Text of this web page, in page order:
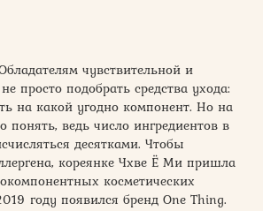
чувствительной и
просто подобрать средства ухода:
на какой угодно компонент. Но на
понять, ведь число ингредиентов в
десятками. Чтобы
кореянке Чхве Ё Ми пришла
косметических
году появился бренд One Thing.